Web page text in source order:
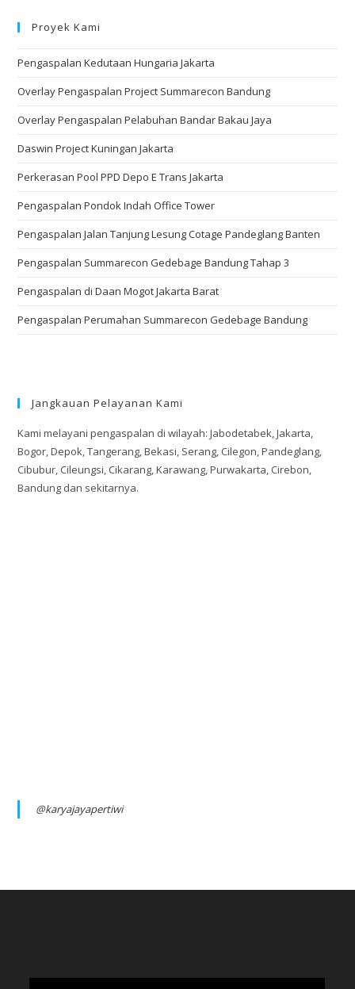
Proyek Kami
Pengaspalan Kedutaan Hungaria Jakarta
Overlay Pengaspalan Project Summarecon Bandung
Overlay Pengaspalan Pelabuhan Bandar Bakau Jaya
Daswin Project Kuningan Jakarta
Perkerasan Pool PPD Depo E Trans Jakarta
Pengaspalan Pondok Indah Office Tower
Pengaspalan Jalan Tanjung Lesung Cotage Pandeglang Banten
Pengaspalan Summarecon Gedebage Bandung Tahap 3
Pengaspalan di Daan Mogot Jakarta Barat
Pengaspalan Perumahan Summarecon Gedebage Bandung
Jangkauan Pelayanan Kami
Kami melayani pengaspalan di wilayah: Jabodetabek, Jakarta,
Bogor, Depok, Tangerang, Bekasi, Serang, Cilegon, Pandeglang,
Cibubur, Cileungsi, Cikarang, Karawang, Purwakarta, Cirebon,
Bandung dan sekitarnya.
@karyajayapertiwi